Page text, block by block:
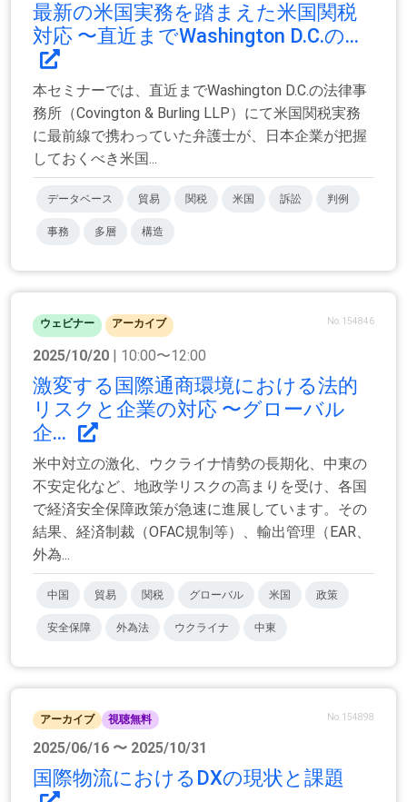
最新の米国実務を踏まえた米国関税
対応 〜直近までWashington D.C.の...
本セミナーでは、直近までWashington D.C.の法律事
務所（Covington & Burling LLP）にて米国関税実務
に最前線で携わっていた弁護士が、日本企業が把握
しておくべき米国...
データベース 貿易 関税 米国 訴訟 判例
事務 多層 構造
ウェビナー アーカイブ No.154846
2025/10/20 | 10:00〜12:00
激変する国際通商環境における法的
リスクと企業の対応 〜グローバル
企...
米中対立の激化、ウクライナ情勢の長期化、中東の
不安定化など、地政学リスクの高まりを受け、各国
で経済安全保障政策が急速に進展しています。その
結果、経済制裁（OFAC規制等）、輸出管理（EAR、
外為...
中国 貿易 関税 グローバル 米国 政策
安全保障 外為法 ウクライナ 中東
アーカイブ 視聴無料 No.154898
2025/06/16 〜 2025/10/31
国際物流におけるDXの現状と課題